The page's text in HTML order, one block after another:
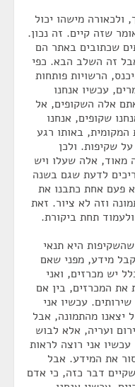
מישהו יכול
שזה קיים. זה נכון.
שכתובים באתר הם
זה השלב הבא. כפי
הרשויות פותחות
עכשיו אנחנו
אלה השקופים, אל
שקופים, אנחנו
באותו רגע
שקיפות. ולכן
מאוד, אלה שעלו ויש
לדעת שגם בשנה
פעם אחת כתבנו את
וזה לא ציור. זאת
תחת ביקורת.
היא תנאי
מידע, מפני שאם
יש מכרזים, ואני
את המכרזים, בין אם
עכשיו אני
יצאנו מהתמונה, אבל
ועריה, אלא לבוש
אני רוצה לראות
את המידע. אבל
דבר כזה, כי אדם